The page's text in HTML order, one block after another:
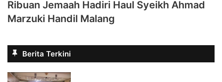
Ribuan Jemaah Hadiri Haul Syeikh Ahmad
Marzuki Handil Malang
Berita Terkini